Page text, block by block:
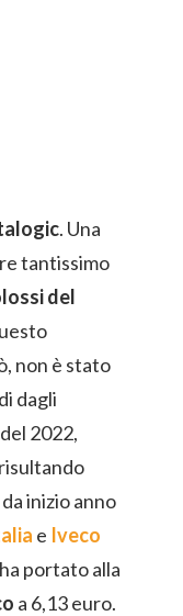
. Una
tantissimo
del
non è stato
dagli
2022,
risultando
inizio anno
e Iveco
portato alla
a 6,13 euro.